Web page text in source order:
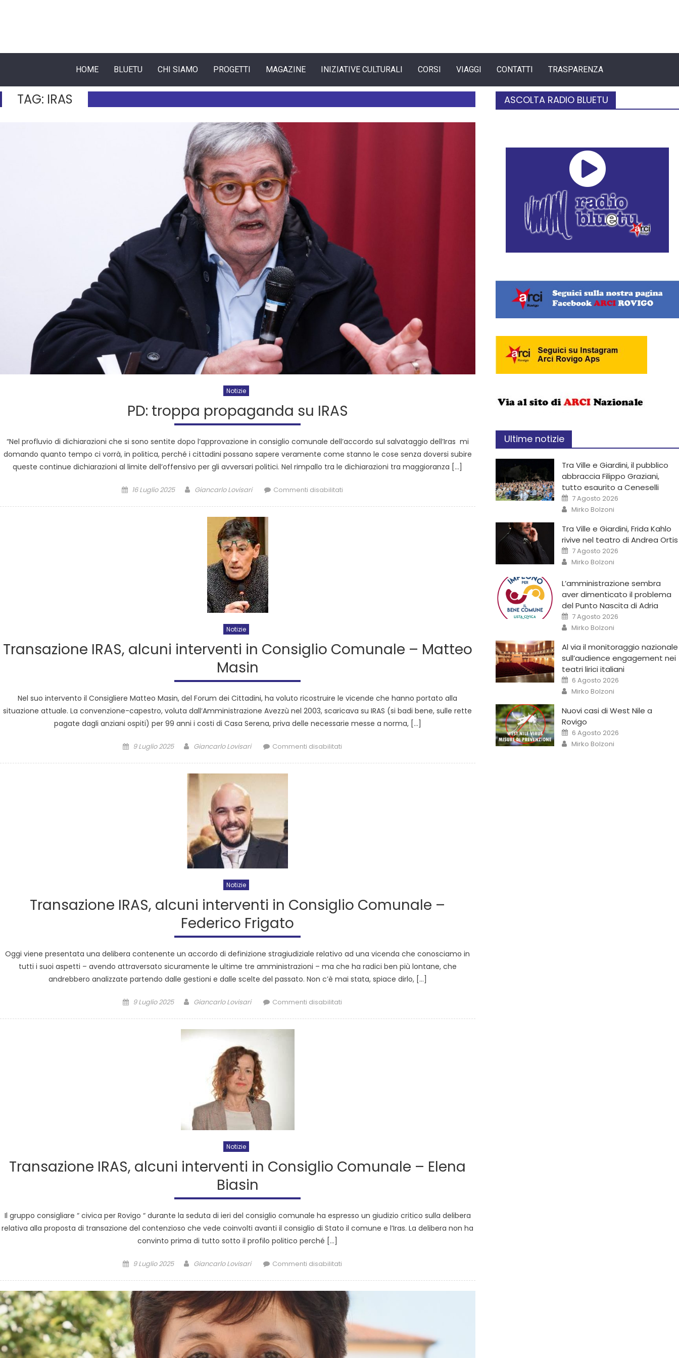
HOME BLUETU CHI SIAMO PROGETTI MAGAZINE INIZIATIVE CULTURALI CORSI VIAGGI CONTATTI TRASPARENZA
TAG: IRAS
Notizie
PD: troppa propaganda su IRAS
“Nel profluvio di dichiarazioni che si sono sentite dopo l’approvazione in consiglio comunale dell’accordo sul salvataggio dell’Iras mi
domando quanto tempo ci vorrà, in politica, perché i cittadini possano sapere veramente come stanno le cose senza doversi subire
queste continue dichiarazioni al limite dell’offensivo per gli avversari politici. Nel rimpallo tra le dichiarazioni tra maggioranza […]
16 Luglio 2025 Giancarlo Lovisari Commenti disabilitati
Notizie
Transazione IRAS, alcuni interventi in Consiglio Comunale – Matteo
Masin
Nel suo intervento il Consigliere Matteo Masin, del Forum dei Cittadini, ha voluto ricostruire le vicende che hanno portato alla
situazione attuale. La convenzione-capestro, voluta dall’Amministrazione Avezzù nel 2003, scaricava su IRAS (si badi bene, sulle rette
pagate dagli anziani ospiti) per 99 anni i costi di Casa Serena, priva delle necessarie messe a norma, […]
9 Luglio 2025 Giancarlo Lovisari Commenti disabilitati
Notizie
Transazione IRAS, alcuni interventi in Consiglio Comunale –
Federico Frigato
Oggi viene presentata una delibera contenente un accordo di definizione stragiudiziale relativo ad una vicenda che conosciamo in
tutti i suoi aspetti – avendo attraversato sicuramente le ultime tre amministrazioni – ma che ha radici ben più lontane, che
andrebbero analizzate partendo dalle gestioni e dalle scelte del passato. Non c’è mai stata, spiace dirlo, […]
9 Luglio 2025 Giancarlo Lovisari Commenti disabilitati
Notizie
Transazione IRAS, alcuni interventi in Consiglio Comunale – Elena
Biasin
Il gruppo consigliare “ civica per Rovigo “ durante la seduta di ieri del consiglio comunale ha espresso un giudizio critico sulla delibera
relativa alla proposta di transazione del contenzioso che vede coinvolti avanti il consiglio di Stato il comune e l’Iras. La delibera non ha
convinto prima di tutto sotto il profilo politico perché […]
9 Luglio 2025 Giancarlo Lovisari Commenti disabilitati
ASCOLTA RADIO BLUETU
Ultime notizie
Tra Ville e Giardini, il pubblico
abbraccia Filippo Graziani,
tutto esaurito a Ceneselli
7 Agosto 2026
Mirko Bolzoni
Tra Ville e Giardini, Frida Kahlo
rivive nel teatro di Andrea Ortis
7 Agosto 2026
Mirko Bolzoni
L’amministrazione sembra
aver dimenticato il problema
del Punto Nascita di Adria
7 Agosto 2026
Mirko Bolzoni
Al via il monitoraggio nazionale
sull’audience engagement nei
teatri lirici italiani
6 Agosto 2026
Mirko Bolzoni
Nuovi casi di West Nile a
Rovigo
6 Agosto 2026
Mirko Bolzoni